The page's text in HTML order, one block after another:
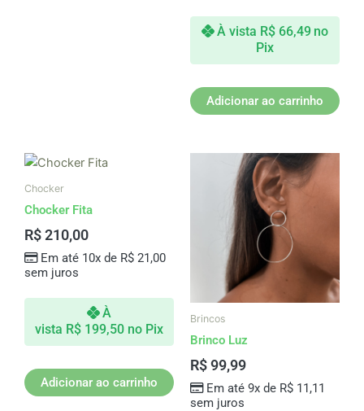
À vista R$66,49 no
Pix
Adicionar ao carrinho
Chocker
Chocker Fita
R$210,00
Em até 10x de R$21,00
sem juros
À
vista R$ 199,50 no Pix
Adicionar ao carrinho
Brincos
Brinco Luz
R$99,99
Em até 9x de R$11,11
sem juros